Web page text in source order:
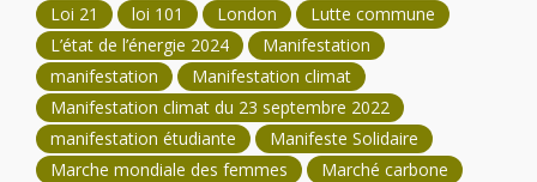
Loi 21
loi 101 London
Lutte commune
L’état de l’énergie 2024
Manifestation
manifestation
Manifestation climat
Manifestation climat du 23 septembre 2022
manifestation étudiante
Manifeste Solidaire
Marche mondiale des femmes
Marché carbone